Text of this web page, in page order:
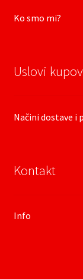
Ko smo mi?
Uslovi
Načini dostave i
Kontakt
Info